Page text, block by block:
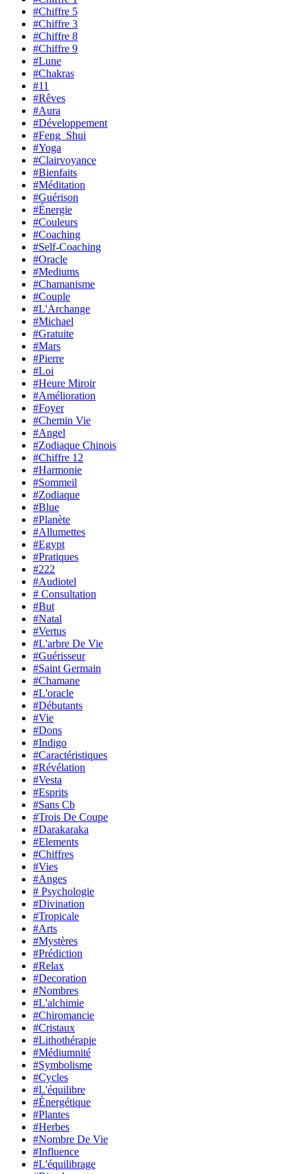
#Chiffre 5
#Chiffre 3
#Chiffre 8
#Chiffre 9
#Lune
#Chakras
#11
#Rêves
#Aura
#Développement
#Feng_Shui
#Yoga
#Clairvoyance
#Bienfaits
#Méditation
#Guérison
#Énergie
#Couleurs
#Coaching
#Self-Coaching
#Oracle
#Mediums
#Chamanisme
#Couple
#L'Archange
#Michael
#Gratuite
#Mars
#Pierre
#Loi
#Heure Miroir
#Amélioration
#Foyer
#Chemin Vie
#Angel
#Zodiaque Chinois
#Chiffre 12
#Harmonie
#Sommeil
#Zodiaque
#Blue
#Planète
#Allumettes
#Egypt
#Pratiques
#222
#Audiotel
# Consultation
#But
#Natal
#Vertus
#L'arbre De Vie
#Guérisseur
#Saint Germain
#Chamane
#L'oracle
#Débutants
#Vie
#Dons
#Indigo
#Caractéristiques
#Révélation
#Vesta
#Esprits
#Sans Cb
#Trois De Coupe
#Darakaraka
#Elements
#Chiffres
#Vies
#Anges
# Psychologie
#Divination
#Tropicale
#Arts
#Mystères
#Prédiction
#Relax
#Decoration
#Nombres
#L'alchimie
#Chiromancie
#Cristaux
#Lithothérapie
#Médiumnité
#Symbolisme
#Cycles
#L'équilibre
#Énergétique
#Plantes
#Herbes
#Nombre De Vie
#Influence
#L'équilibrage